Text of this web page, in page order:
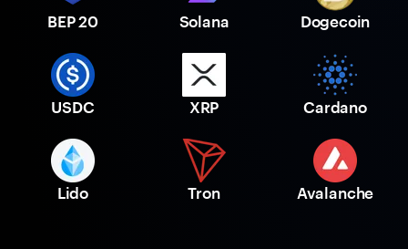
BEP 20 Solana Dogecoin
USDC XRP Cardano
Lido Tron Avalanche